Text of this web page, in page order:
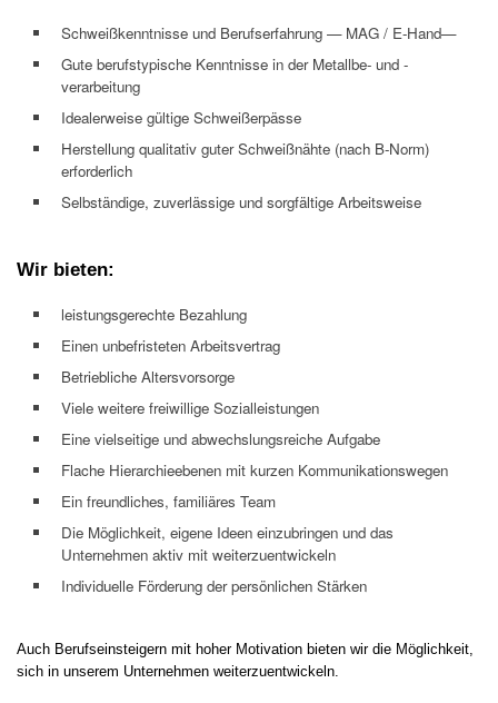
Schweißkenntnisse und Berufserfahrung — MAG / E-Hand—
Gute berufstypische Kenntnisse in der Metallbe- und -
verarbeitung
Idealerweise gültige Schweißerpässe
Herstellung qualitativ guter Schweißnähte (nach B-Norm)
erforderlich
Selbständige, zuverlässige und sorgfältige Arbeitsweise
Wir bieten:
leistungsgerechte Bezahlung
Einen unbefristeten Arbeitsvertrag
Betriebliche Altersvorsorge
Viele weitere freiwillige Sozialleistungen
Eine vielseitige und abwechslungsreiche Aufgabe
Flache Hierarchieebenen mit kurzen Kommunikationswegen
Ein freundliches, familiäres Team
Die Möglichkeit, eigene Ideen einzubringen und das
Unternehmen aktiv mit weiterzuentwickeln
Individuelle Förderung der persönlichen Stärken
Auch Berufseinsteigern mit hoher Motivation bieten wir die Möglichkeit,
sich in unserem Unternehmen weiterzuentwickeln.